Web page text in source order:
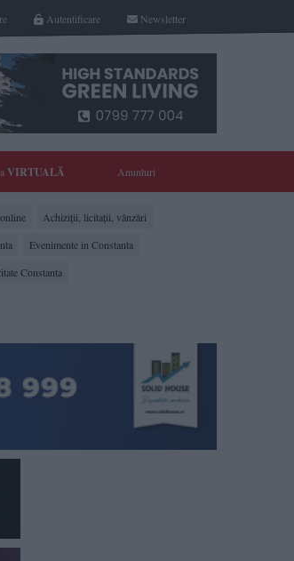
Newsletter
Autentificare
VIRTUALĂ Anunturi
Achiziții, licitații, vânzări
Evenimente in Constanta
Constanta